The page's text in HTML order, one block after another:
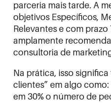
parceria mais tarde. A
objetivos Específicos,
Relevantes e com
amplamente
consultoria de
Na prática, isso
clientes” em algo
em 30% o número de